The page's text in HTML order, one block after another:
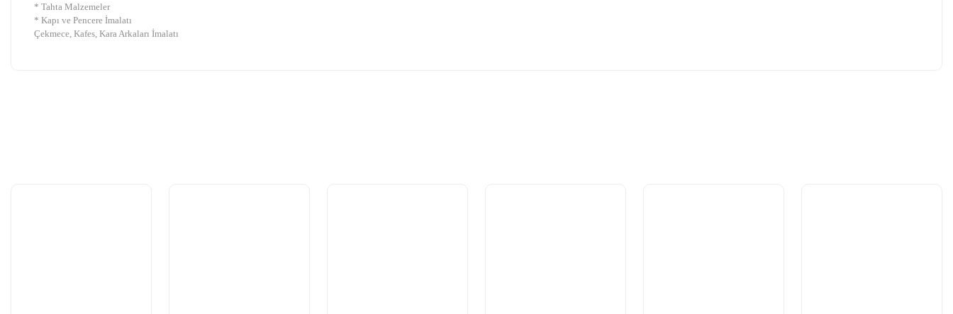
* Tahta Malzemeler
* Kapı ve Pencere İmalatı
Çekmece, Kafes, Kara Arkaları İmalatı